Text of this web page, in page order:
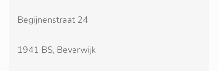
Begijnenstraat 24
1941 BS, Beverwijk